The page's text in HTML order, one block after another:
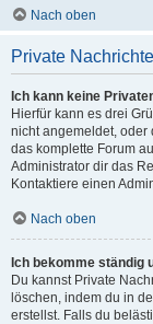
Nach oben
Private
Ich kann keine
Hierfür kann es drei
nicht angemeldet, oder
das komplette Forum
Administrator dir das
Kontaktiere einen
Nach oben
Ich bekomme ständig
Du kannst Private
löschen, indem du in
erstellst. Falls du